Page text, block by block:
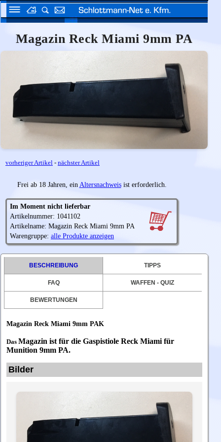
Magazin Reck Miami 9mm PA
vorheriger Artikel - nächster Artikel
Frei ab 18 Jahren, ein Altersnachweisist erforderlich.
Im Moment nicht lieferbar
Artikelnummer: 1041102
Artikelname: Magazin Reck Miami 9mm PA
Warengruppe: alle Produkte anzeigen
BESCHREIBUNG TIPPS
FAQ WAFFEN - QUIZ
BEWERTUNGEN
Magazin Reck Miami 9mm PAK
Das Magazin ist für die Gaspistiole Reck Miami für
Munition 9mm PA.
Bilder